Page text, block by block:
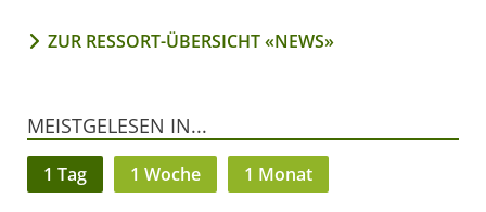
ZUR RESSORT-ÜBERSICHT «NEWS»
MEISTGELESEN IN...
1 Tag 1 Woche 1 Monat